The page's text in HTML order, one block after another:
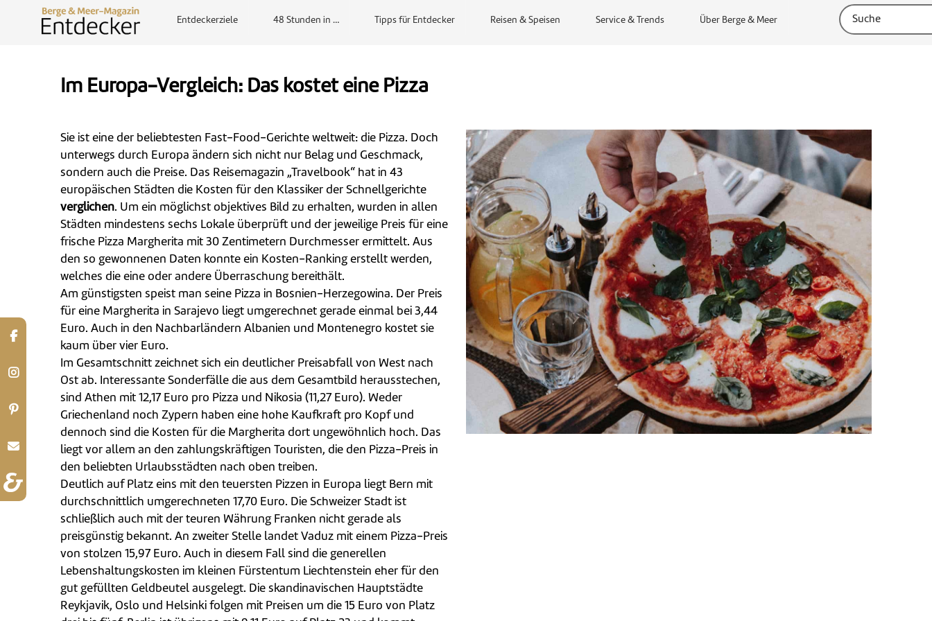
Entdeckerziele 48 Stunden in … Tipps für Entdecker Reisen & Speisen Service & Trends Über Berge & Meer
Im Europa-Vergleich: Das kostet eine Pizza
Sie ist eine der beliebtesten Fast-Food-Gerichte weltweit: die Pizza. Doch
unterwegs durch Europa ändern sich nicht nur Belag und Geschmack,
sondern auch die Preise. Das Reisemagazin „Travelbook“ hat in 43
europäischen Städten die Kosten für den Klassiker der Schnellgerichte
verglichen. Um ein möglichst objektives Bild zu erhalten, wurden in allen
Städten mindestens sechs Lokale überprüft und der jeweilige Preis für eine
frische Pizza Margherita mit 30 Zentimetern Durchmesser ermittelt. Aus
den so gewonnenen Daten konnte ein Kosten-Ranking erstellt werden,
welches die eine oder andere Überraschung bereithält.
Am günstigsten speist man seine Pizza in Bosnien-Herzegowina. Der Preis
für eine Margherita in Sarajevo liegt umgerechnet gerade einmal bei 3,44
Euro. Auch in den Nachbarländern Albanien und Montenegro kostet sie
kaum über vier Euro.
Im Gesamtschnitt zeichnet sich ein deutlicher Preisabfall von West nach
Ost ab. Interessante Sonderfälle die aus dem Gesamtbild herausstechen,
sind Athen mit 12,17 Euro pro Pizza und Nikosia (11,27 Euro). Weder
Griechenland noch Zypern haben eine hohe Kaufkraft pro Kopf und
dennoch sind die Kosten für die Margherita dort ungewöhnlich hoch. Das
liegt vor allem an den zahlungskräftigen Touristen, die den Pizza-Preis in
den beliebten Urlaubsstädten nach oben treiben.
Deutlich auf Platz eins mit den teuersten Pizzen in Europa liegt Bern mit
durchschnittlich umgerechneten 17,70 Euro. Die Schweizer Stadt ist
schließlich auch mit der teuren Währung Franken nicht gerade als
preisgünstig bekannt. An zweiter Stelle landet Vaduz mit einem Pizza-Preis
von stolzen 15,97 Euro. Auch in diesem Fall sind die generellen
Lebenshaltungskosten im kleinen Fürstentum Liechtenstein eher für den
gut gefüllten Geldbeutel ausgelegt. Die skandinavischen Hauptstädte
Reykjavik, Oslo und Helsinki folgen mit Preisen um die 15 Euro von Platz